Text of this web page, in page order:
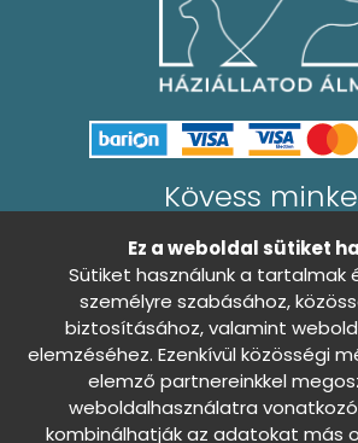
Kövess
Általános Szerződési
Adatkezelési
Sütibeállítások Nincs
Ez a weboldal sütiket
Sütiket használunk a tartalmak
személyre szabásához,
biztosításához, valamint
elemzéséhez. Ezenkívül közösségi
elemző partnereinkkel
weboldalhasználatra
kombinálhatják az adatokat más